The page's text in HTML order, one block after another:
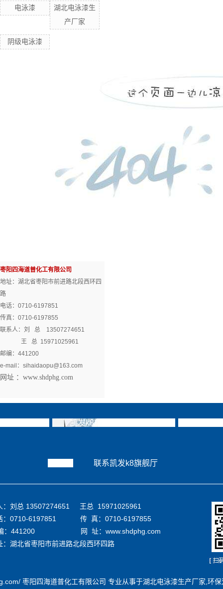
电泳漆
湖北电泳漆生
产厂家
阴级电泳漆
枣阳四海道普化工有限公司
地址：湖北省枣阳市前进路北段西环四
路
电话：0710-6197851
传真：0710-6197855
联系人：刘 总 13507274651
王 总 15971025961
邮编：441200
e-mail： sihaidaopu@163.com
网址 ：www.shdphg.com
凯发k8旗舰厅的产品中心
联系凯发k8旗舰厅
：刘总 13507274651 王总 15971025961
：0710-6197851 传 真：0710-6197855
：441200 网 址：www.shdphg.com
湖北省枣阳市前进路北段西环四路
枣阳四海道普化工有限公司 专业从事于湖北电泳漆生产厂家 环保